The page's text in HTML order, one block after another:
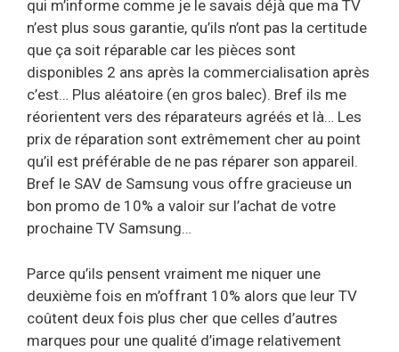
qui m’informe comme je le savais déjà que ma TV
n’est plus sous garantie, qu’ils n’ont pas la certitude
que ça soit réparable car les pièces sont
disponibles 2 ans après la commercialisation après
c’est… Plus aléatoire (en gros balec). Bref ils me
réorientent vers des réparateurs agréés et là… Les
prix de réparation sont extrêmement cher au point
qu’il est préférable de ne pas réparer son appareil.
Bref le SAV de Samsung vous offre gracieuse un
bon promo de 10% a valoir sur l’achat de votre
prochaine TV Samsung…
Parce qu’ils pensent vraiment me niquer une
deuxième fois en m’offrant 10% alors que leur TV
coûtent deux fois plus cher que celles d’autres
marques pour une qualité d’image relativement